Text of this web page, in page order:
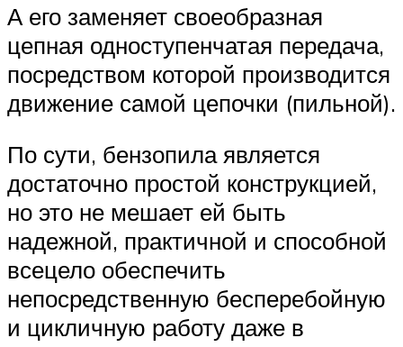
А его заменяет своеобразная
цепная одноступенчатая передача,
посредством которой производится
движение самой цепочки (пильной).
По сути, бензопила является
достаточно простой конструкцией,
но это не мешает ей быть
надежной, практичной и способной
всецело обеспечить
непосредственную бесперебойную
и цикличную работу даже в